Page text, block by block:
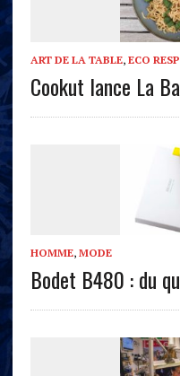
ART DE LA TABLE, ECO
Cookut lance La
HOMME, MODE
Bodet B480 : du